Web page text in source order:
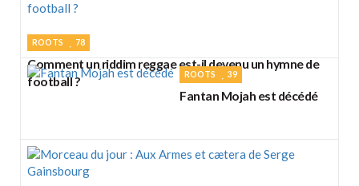
ROOTS 78
Comment un riddim reggae est-il devenu un hymne de
football ?
ROOTS 39
Fantan Mojah est décédé